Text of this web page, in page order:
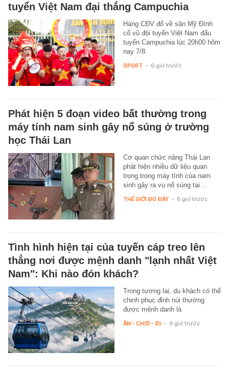
tuyển Việt Nam đại thắng Campuchia
Hàng CĐV đổ về sân Mỹ Đình
cổ vũ đội tuyển Việt Nam đấu
tuyển Campuchia lúc 20h00 hôm
nay 7/8.
SPORT - 6 giờ trước
Phát hiện 5 đoạn video bất thường trong
máy tính nam sinh gây nổ súng ở trường
học Thái Lan
Cơ quan chức năng Thái Lan
phát hiện nhiều dữ liệu quan
trọng trong máy tính của nam
sinh gây ra vụ nổ súng tại…
THẾ GIỚI ĐÓ ĐÂY - 6 giờ trước
Tình hình hiện tại của tuyến cáp treo lên
thẳng nơi được mệnh danh "lạnh nhất Việt
Nam": Khi nào đón khách?
Trong tương lai, du khách có thể
chinh phục đỉnh núi thường
được mệnh danh là
ĂN - CHƠI - ĐI - 6 giờ trước